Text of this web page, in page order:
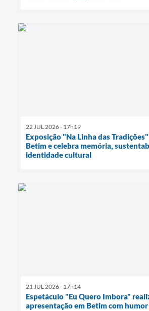
22 JUL 2026 - 17h19
Exposição "Na Linha das
Betim e celebra memória,
identidade cultural
21 JUL 2026 - 17h14
Espetáculo "Eu Quero Imbora"
apresentação em Betim com